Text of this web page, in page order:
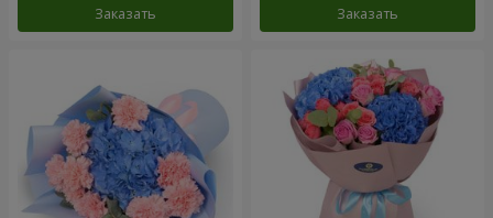
Заказать Заказать